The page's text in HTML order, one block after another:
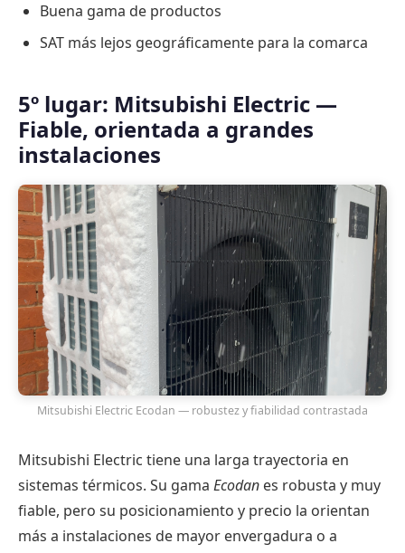
Buena gama de productos
SAT más lejos geográficamente para la comarca
5º lugar: Mitsubishi Electric —
Fiable, orientada a grandes
instalaciones
Mitsubishi Electric Ecodan — robustez y fiabilidad contrastada
Mitsubishi Electric tiene una larga trayectoria en
sistemas térmicos. Su gama Ecodan es robusta y muy
fiable, pero su posicionamiento y precio la orientan
más a instalaciones de mayor envergadura o a